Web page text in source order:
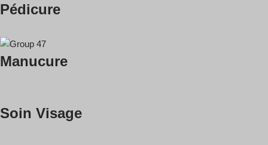
Pédicure
Manucure
Soin Visage